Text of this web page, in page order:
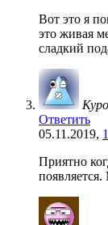
Вот это я
это живая
сладкий
Ответить
05.11.2019,
Приятно